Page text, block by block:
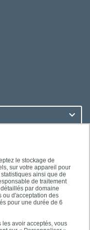
le stockage de
sur votre appareil pour
ainsi que de
de traitement
par domaine
ou d'acceptation des
pour une durée de 6
avoir acceptés, vous